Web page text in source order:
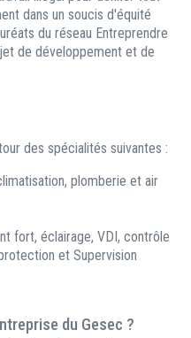
dans un soucis d'équité
du réseau Entreprendre
de développement et de
des spécialités suivantes :
plomberie et air
fort, éclairage, VDI, contrôle
et Supervision
du Gesec ?